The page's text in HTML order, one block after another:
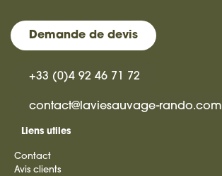
Demande de devis
+33 (0)4 92 46 71 72
contact@laviesauvage-rando.com
Liens utiles
Contact
Avis clients